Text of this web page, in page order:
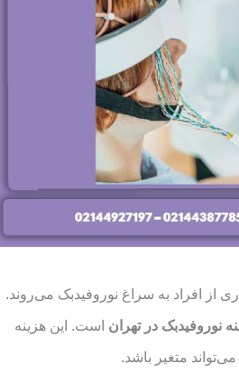
افراد به سراغ نوروفیدبک می‌روند.
نوروفیدبک در تهران است. این هزینه
متغیر باشد.